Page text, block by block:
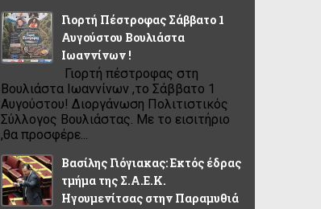
Γιορτή Πέστροφας Σάββατο 1
Αυγούστου Βουλιάστα
Ιωαννίνων !
Γιορτή πέστροφας στη
Βουλιάστα Ιωαννίνων ,το Σάββατο 1
Αυγούστου! Διοργάνωση Πολιτιστικός
Σύλλογος Βουλιάστας. Με το εισιτήριο
,θα προσφέρε...
Βασίλης Γιόγιακας: Εκτός έδρας
τμήμα της Σ.Α.Ε.Κ.
Ηγουμενίτσας στην Παραμυθιά